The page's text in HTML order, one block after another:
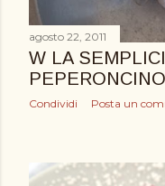
agosto 22, 2011
W LA
PEPERONCINO
Condividi Posta un